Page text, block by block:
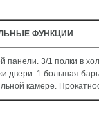
ФУНКЦИИ
панели. 3/1 полки в
двери. 1 большая
камере.